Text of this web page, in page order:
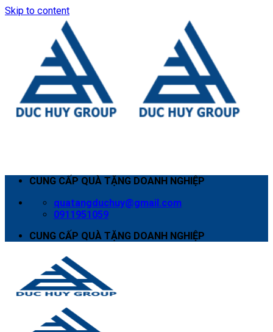
Skip to content
CUNG CẤP QUÀ TẶNG DOANH NGHIỆP
quatangduchuy@gmail.com
0911951059
CUNG CẤP QUÀ TẶNG DOANH NGHIỆP